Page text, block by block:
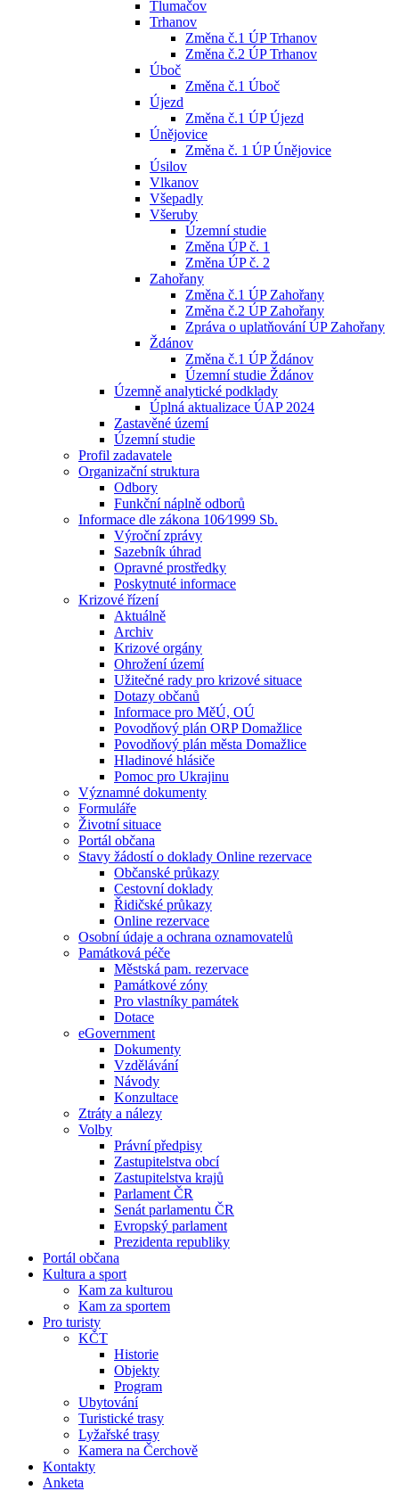
Tlumačov
Trhanov
Změna č.1 ÚP Trhanov
Změna č.2 ÚP Trhanov
Úboč
Změna č.1 Úboč
Újezd
Změna č.1 ÚP Újezd
Únějovice
Změna č. 1 ÚP Únějovice
Úsilov
Vlkanov
Všepadly
Všeruby
Územní studie
Změna ÚP č. 1
Změna ÚP č. 2
Zahořany
Změna č.1 ÚP Zahořany
Změna č.2 ÚP Zahořany
Zpráva o uplatňování ÚP Zahořany
Ždánov
Změna č.1 ÚP Ždánov
Územní studie Ždánov
Územně analytické podklady
Úplná aktualizace ÚAP 2024
Zastavěné území
Územní studie
Profil zadavatele
Organizační struktura
Odbory
Funkční náplně odborů
Informace dle zákona 106⁄1999 Sb.
Výroční zprávy
Sazebník úhrad
Opravné prostředky
Poskytnuté informace
Krizové řízení
Aktuálně
Archiv
Krizové orgány
Ohrožení území
Užitečné rady pro krizové situace
Dotazy občanů
Informace pro MěÚ, OÚ
Povodňový plán ORP Domažlice
Povodňový plán města Domažlice
Hladinové hlásiče
Pomoc pro Ukrajinu
Významné dokumenty
Formuláře
Životní situace
Portál občana
Stavy žádostí o doklady Online rezervace
Občanské průkazy
Cestovní doklady
Řidičské průkazy
Online rezervace
Osobní údaje a ochrana oznamovatelů
Památková péče
Městská pam. rezervace
Památkové zóny
Pro vlastníky památek
Dotace
eGovernment
Dokumenty
Vzdělávání
Návody
Konzultace
Ztráty a nálezy
Volby
Právní předpisy
Zastupitelstva obcí
Zastupitelstva krajů
Parlament ČR
Senát parlamentu ČR
Evropský parlament
Prezidenta republiky
Portál občana
Kultura a sport
Kam za kulturou
Kam za sportem
Pro turisty
KČT
Historie
Objekty
Program
Ubytování
Turistické trasy
Lyžařské trasy
Kamera na Čerchově
Kontakty
Anketa